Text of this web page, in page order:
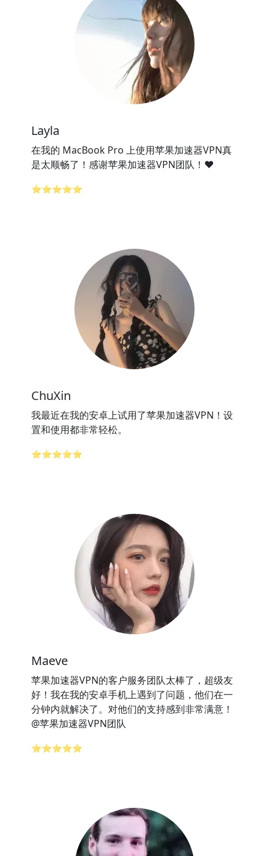
Layla
在我的 MacBook Pro 上使用苹果加速器VPN真
是太顺畅了！感谢苹果加速器VPN团队！❤️
⭐⭐⭐⭐⭐
ChuXin
我最近在我的安卓上试用了苹果加速器VPN！设
置和使用都非常轻松。
⭐⭐⭐⭐⭐
Maeve
苹果加速器VPN的客户服务团队太棒了，超级友
好！我在我的安卓手机上遇到了问题，他们在一
分钟内就解决了。对他们的支持感到非常满意！
@苹果加速器VPN团队
⭐⭐⭐⭐⭐